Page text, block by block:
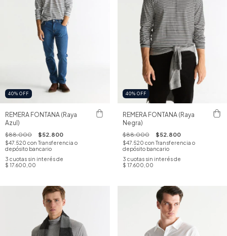
40% OFF
REMERA FONTANA (Raya
Azul)
$88.000 $52.800
$47.520 con Transferencia o
depósito bancario
3 cuotas sin interés de
$ 17.600,00
40% OFF
REMERA FONTANA (Raya
Negra)
$88.000 $52.800
$47.520 con Transferencia o
depósito bancario
3 cuotas sin interés de
$ 17.600,00